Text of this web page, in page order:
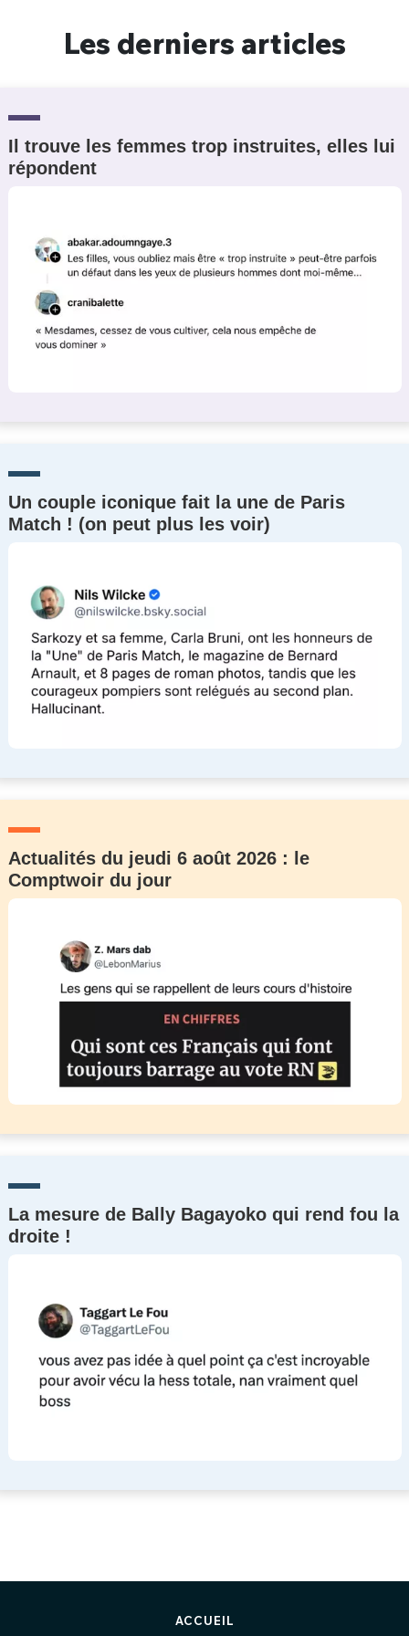
Les derniers articles
Il trouve les femmes trop instruites, elles lui
répondent
Un couple iconique fait la une de Paris
Match ! (on peut plus les voir)
Actualités du jeudi 6 août 2026 : le
Comptwoir du jour
La mesure de Bally Bagayoko qui rend fou la
droite !
ACCUEIL
Un Thread